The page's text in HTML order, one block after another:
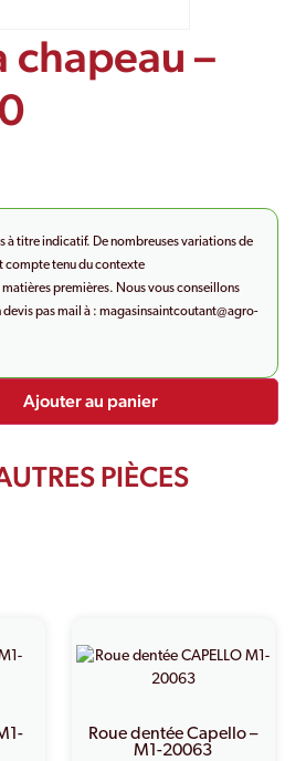
chapeau –
à titre indicatif. De nombreuses variations de
compte tenu du contexte
premières. Nous vous conseillons
pas mail à : magasinsaintcoutant@agro-
Ajouter au panier
PIÈCES
Roue dentée Capello –
M1-20063